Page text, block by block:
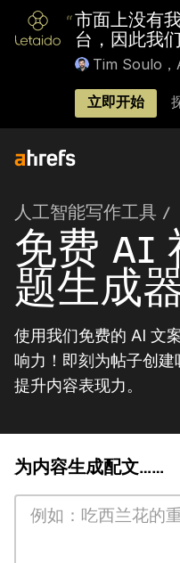
“市面上没有
台，因此我
Tim Soulo
立即开始
人工智能写作工具 /
免费 AI
题生成
使用我们免费的 AI 文
响力！即刻为帖子创
提升内容表现力。
为内容生成配文……